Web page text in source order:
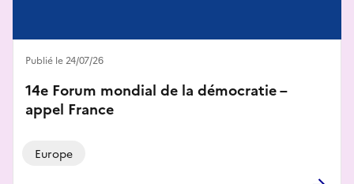
14e Forum mondial de la démocratie –
appel France
Europe
Publié le 24/07/26